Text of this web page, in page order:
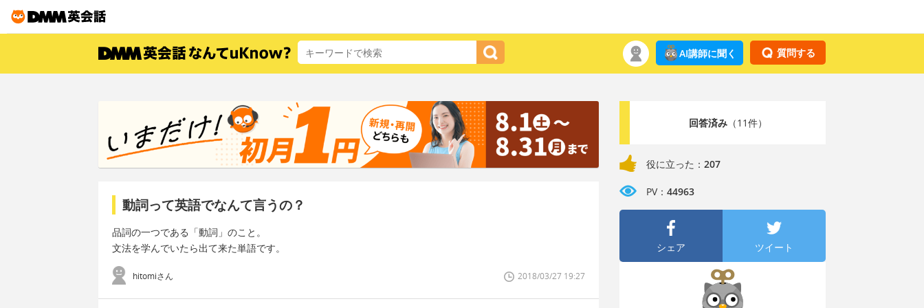
質問する
AI講師に聞く
動詞って英語でなんて言うの？
品詞の一つである「動詞」のこと。
文法を学んでいたら出て来た単語です。
hitomiさん 2018/03/27 19:27
回答済み（11件）
役に立った： 207
PV： 44963
シェア ツイート